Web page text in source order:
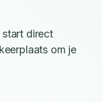
start direct
om je